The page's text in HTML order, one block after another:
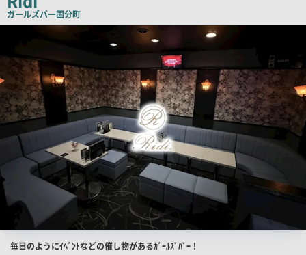
コ
ピ
ガールズバー国分町
画
店
毎日のようにｲﾍﾞﾝﾄなどの催し物があるｶﾞｰﾙｽﾞﾊﾞｰ！